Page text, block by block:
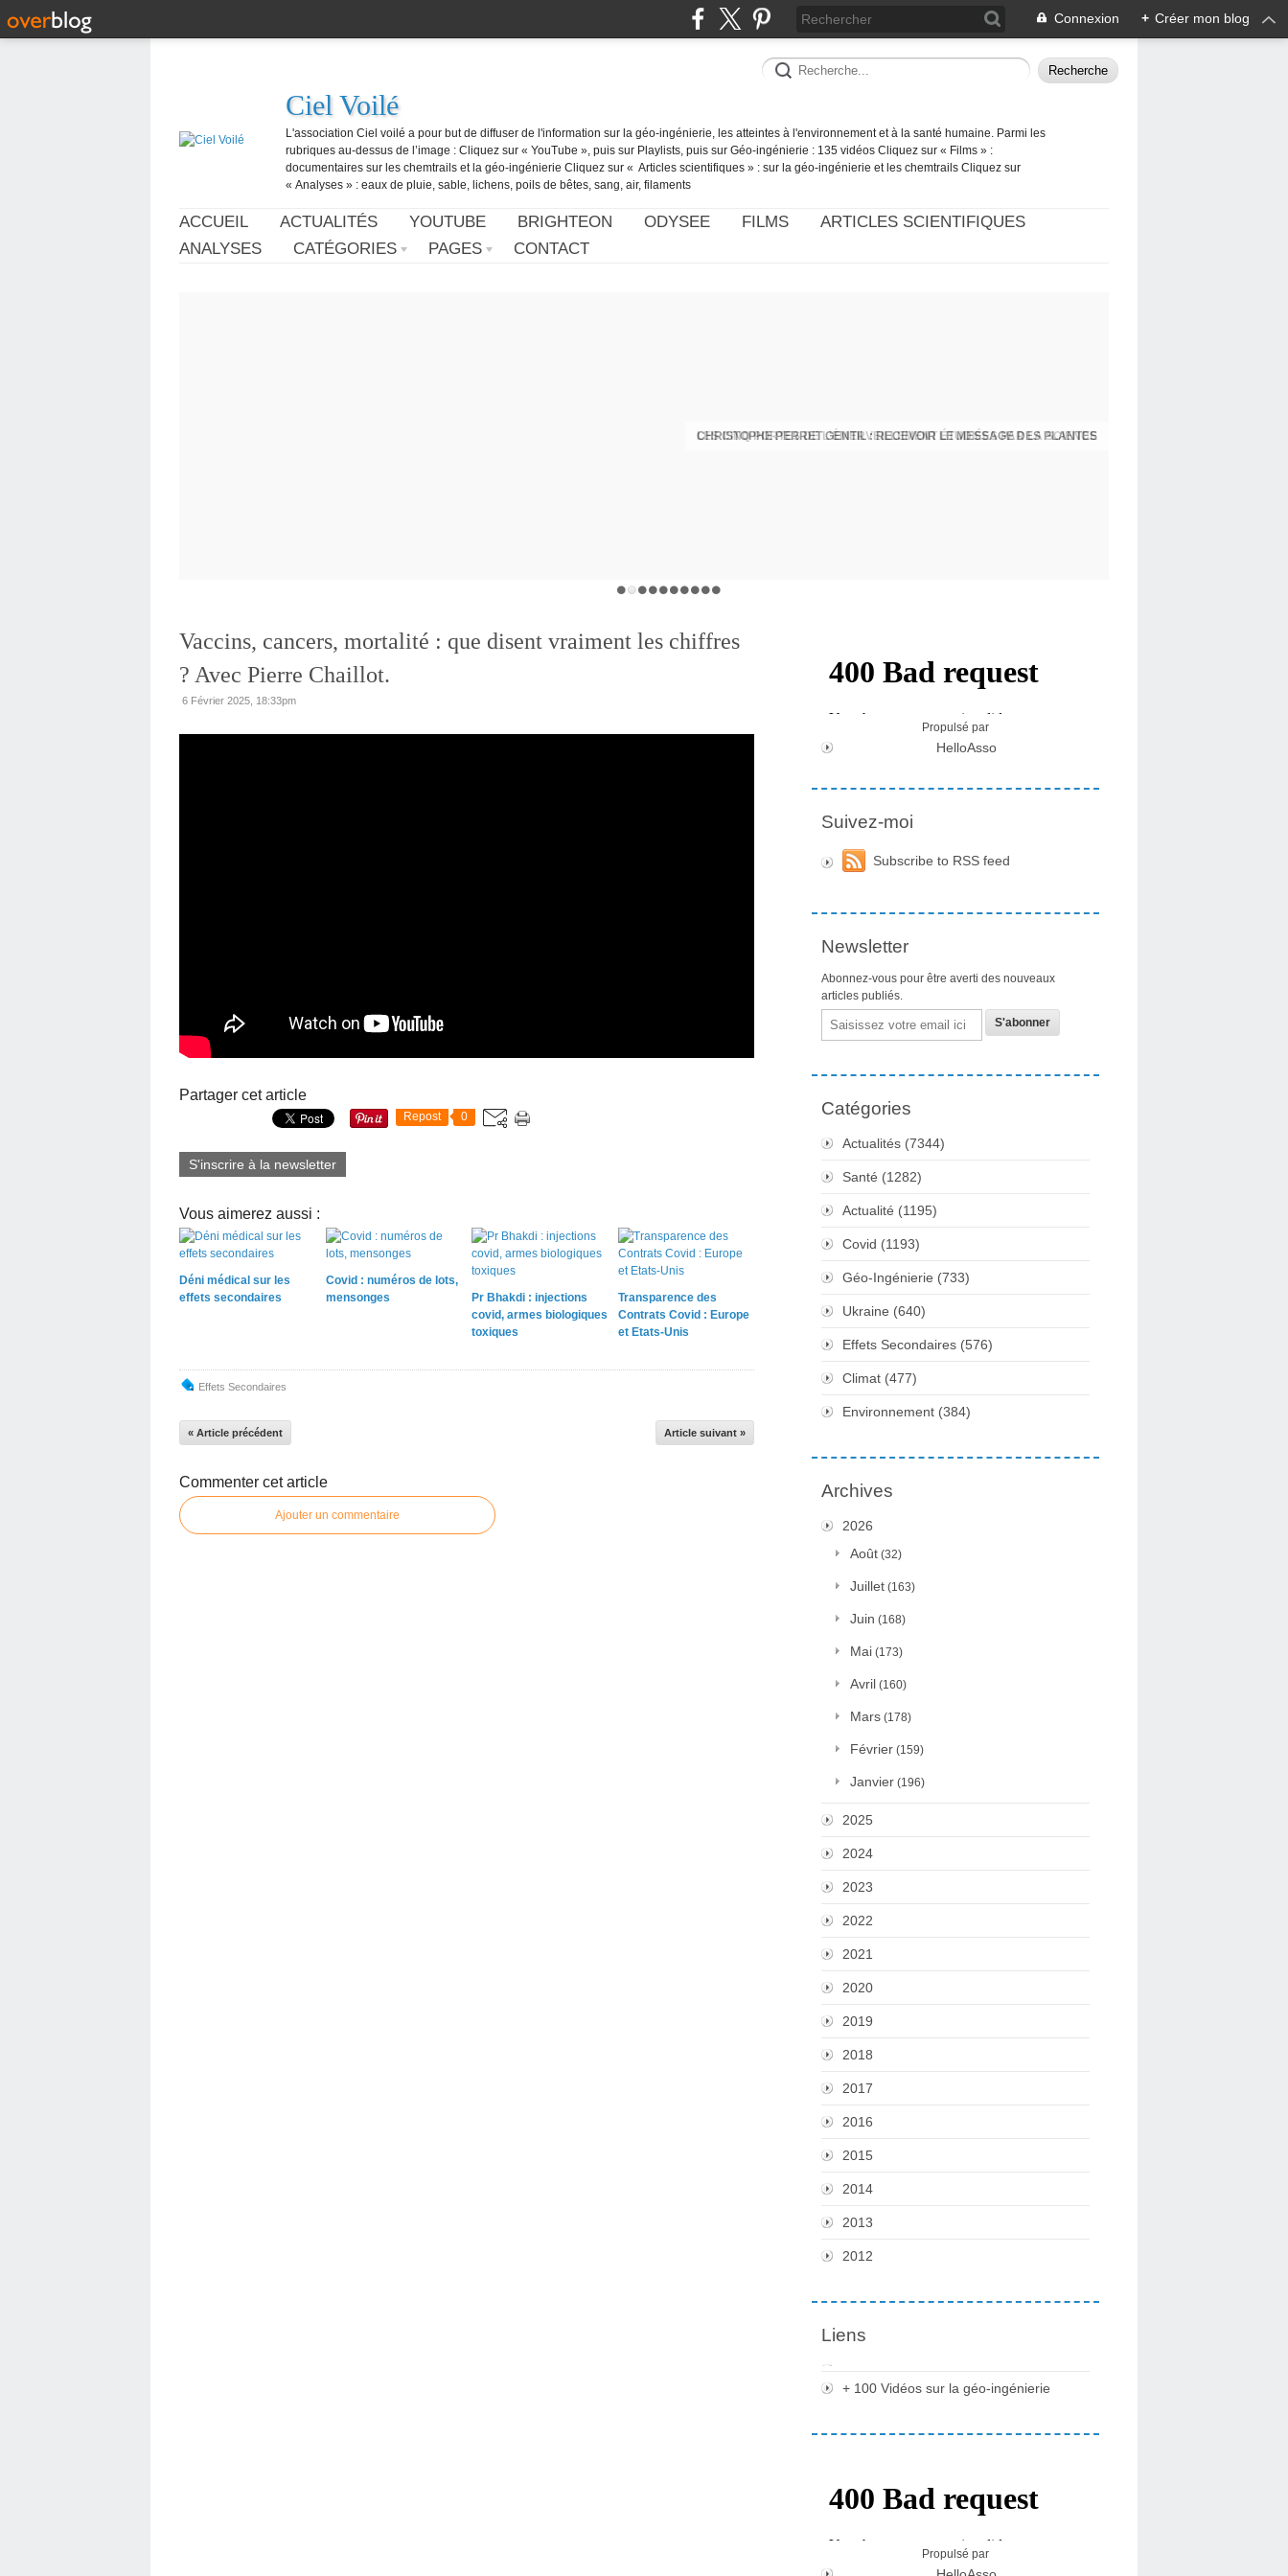
Connexion + Créer mon blog
Ciel Voilé
L'association Ciel voilé a pour but de diffuser de l'information sur la géo-ingénierie, les atteintes à l'environnement et à la santé humaine. Parmi les
rubriques au-dessus de l’image : Cliquez sur « YouTube », puis sur Playlists, puis sur Géo-ingénierie : 135 vidéos Cliquez sur « Films » :
documentaires sur les chemtrails et la géo-ingénierie Cliquez sur « Articles scientifiques » : sur la géo-ingénierie et les chemtrails Cliquez sur
« Analyses » : eaux de pluie, sable, lichens, poils de bêtes, sang, air, filaments
ACCUEIL ACTUALITÉS YOUTUBE BRIGHTEON ODYSEE FILMS
ARTICLES SCIENTIFIQUES
ANALYSES
CATÉGORIES PAGES CONTACT
CHRISTOPHE PERRET GENTIL : RECEVOIR LE MESSAGE DES PLANTES
Vaccins, cancers, mortalité : que disent vraiment les chiffres
? Avec Pierre Chaillot.
6 Février 2025, 18:33pm
Partager cet article
Repost 0
S'inscrire à la newsletter
Vous aimerez aussi :
Déni médical sur les
effets secondaires
Covid : numéros de lots,
mensonges
Pr Bhakdi : injections
covid, armes biologiques
toxiques
Transparence des
Contrats Covid : Europe
et Etats-Unis
Effets Secondaires
« Article précédent Article suivant »
Commenter cet article
Ajouter un commentaire
Propulsé par
HelloAsso
Suivez-moi
Subscribe to RSS feed
Newsletter
Abonnez-vous pour être averti des nouveaux
articles publiés.
Email
Catégories
Actualités (7344)
Santé (1282)
Actualité (1195)
Covid (1193)
Géo-Ingénierie (733)
Ukraine (640)
Effets Secondaires (576)
Climat (477)
Environnement (384)
Archives
2026
Août (32)
Juillet (163)
Juin (168)
Mai (173)
Avril (160)
Mars (178)
Février (159)
Janvier (196)
2025
2024
2023
2022
2021
2020
2019
2018
2017
2016
2015
2014
2013
2012
Liens
+ 100 Vidéos sur la géo-ingénierie
Propulsé par